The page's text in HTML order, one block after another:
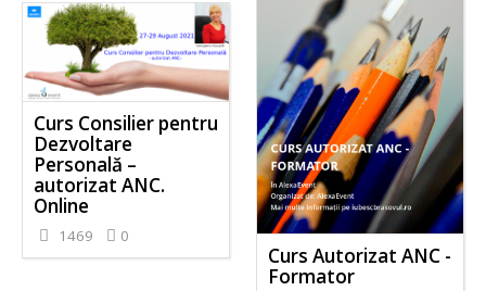
Curs Autorizat ANC -
Formator
Curs Consilier pentru
Dezvoltare
Personală –
autorizat ANC.
Online
1469 0